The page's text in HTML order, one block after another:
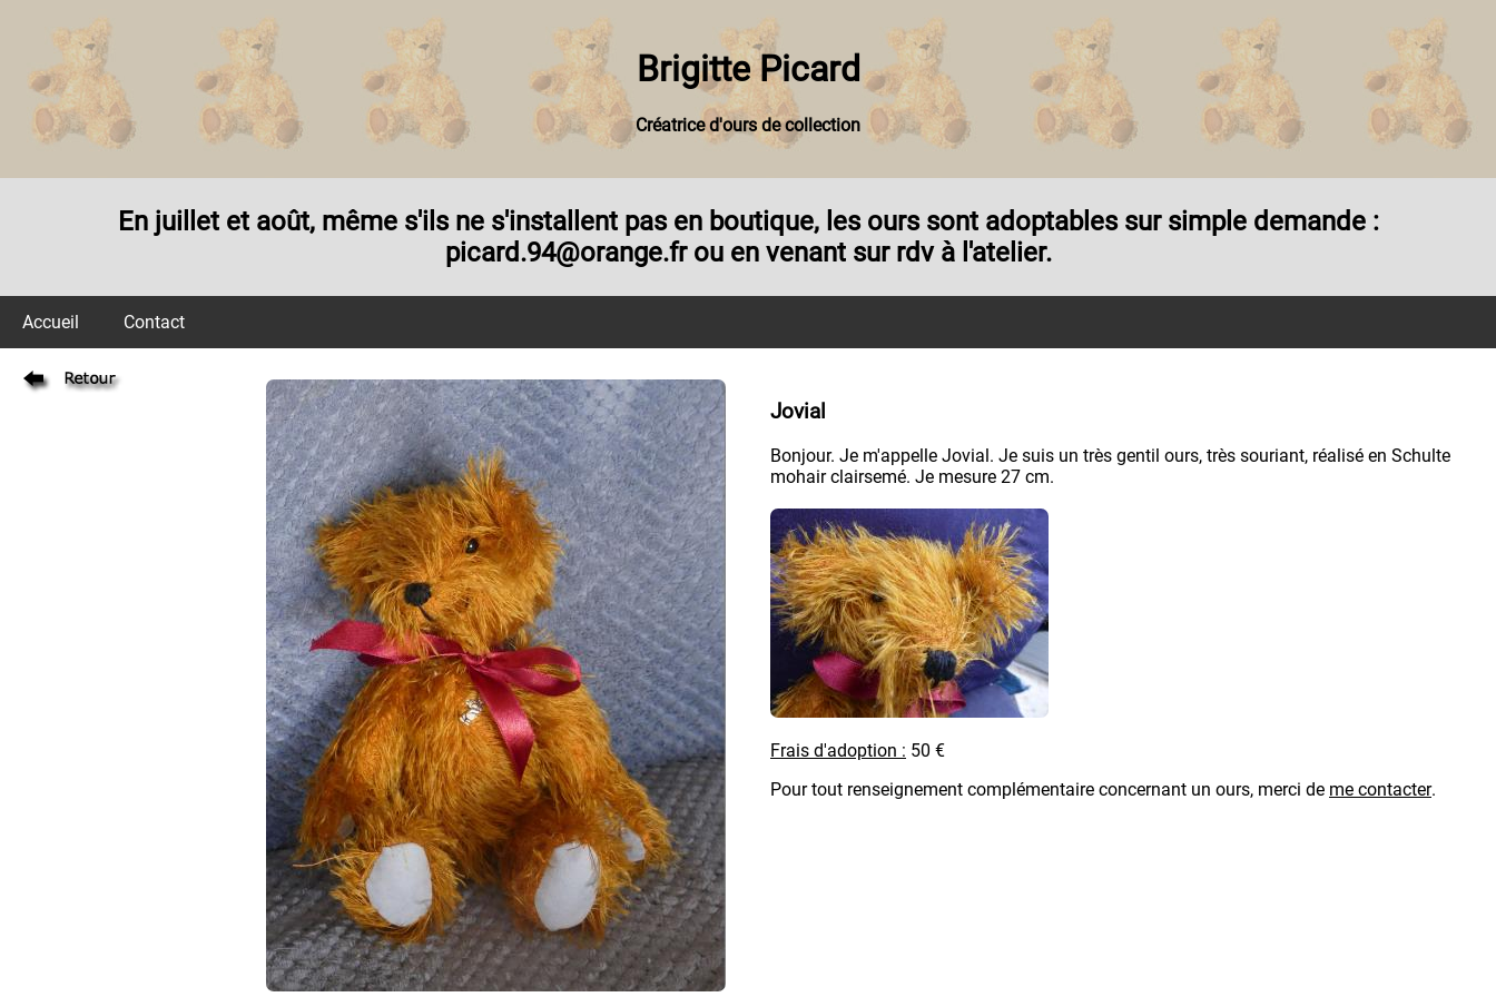
Brigitte Picard
Créatrice d'ours de collection
En juillet et août, même s'ils ne s'installent pas en boutique, les ours sont adoptables sur simple demande :
picard.94@orange.fr ou en venant sur rdv à l'atelier.
Accueil Contact
Jovial
Bonjour. Je m'appelle Jovial. Je suis un très gentil ours, très souriant, réalisé en Schulte
mohair clairsemé. Je mesure 27 cm.
Frais d'adoption : 50 €
Pour tout renseignement complémentaire concernant un ours, merci de me contacter.